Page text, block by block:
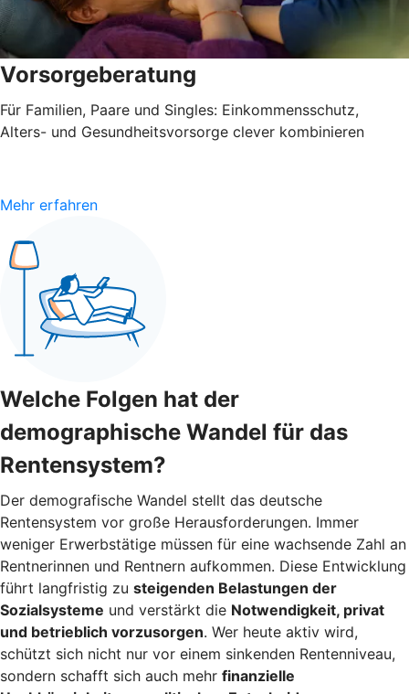
Vorsorgeberatung
Für Familien, Paare und Singles: Einkommensschutz,
Alters- und Gesundheitsvorsorge clever kombinieren
Mehr erfahren
Welche Folgen hat der
demographische Wandel für das
Rentensystem?
Der demografische Wandel stellt das deutsche
Rentensystem vor große Herausforderungen. Immer
weniger Erwerbstätige müssen für eine wachsende Zahl an
Rentnerinnen und Rentnern aufkommen. Diese Entwicklung
führt langfristig zu steigenden Belastungen der
Sozialsysteme und verstärkt die Notwendigkeit, privat
und betrieblich vorzusorgen. Wer heute aktiv wird,
schützt sich nicht nur vor einem sinkenden Rentenniveau,
sondern schafft sich auch mehr finanzielle